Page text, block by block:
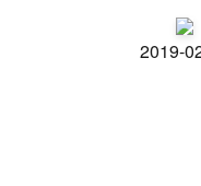
2019-